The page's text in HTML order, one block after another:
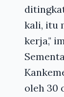
kali, itu
kerja,"
oleh 30